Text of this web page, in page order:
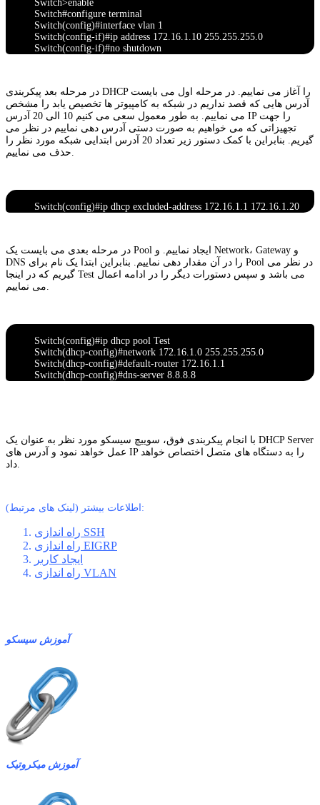
Switch>enable
Switch#configure terminal
Switch(config)#interface vlan 1
Switch(config-if)#ip address 172.16.1.10 255.255.255.0
Switch(config-if)#no shutdown
در مرحله بعد پیکربندی DHCP را آغاز می نماییم. در مرحله اول می بایست
آدرس هایی که قصد نداریم در شبکه به کامپیوتر ها تخصیص یابد را مشخص
می نماییم. به طور معمول سعی می کنیم 10 الی 20 آدرس IP را جهت
تجهیزاتی که می خواهیم به صورت دستی آدرس دهی نماییم در نظر می
گیریم. بنابراین با کمک دستور زیر تعداد 20 آدرس ابتدایی شبکه مورد نظر را
حذف می نماییم.
Switch(config)#ip dhcp excluded-address 172.16.1.1 172.16.1.20
در مرحله بعدی می بایست یک Pool ایجاد نماییم. و Network، Gateway و
DNS را در آن مقدار دهی نماییم. بنابراین ابتدا یک نام برای Pool در نظر می
گیریم که در اینجا Test می باشد و سپس دستورات دیگر را در ادامه اعمال
می نماییم.
Switch(config)#ip dhcp pool Test
Switch(dhcp-config)#network 172.16.1.0 255.255.255.0
Switch(dhcp-config)#default-router 172.16.1.1
Switch(dhcp-config)#dns-server 8.8.8.8
با انجام پیکربندی فوق، سوییچ سیسکو مورد نظر به عنوان یک DHCP Server
عمل خواهد نمود و آدرس‌ های IP را به دستگاه‌ های متصل اختصاص خواهد
داد.
اطلاعات بیشتر (لینک های مرتبط):
راه اندازی SSH
راه اندازی EIGRP
ایجاد کاربر
راه اندازی VLAN
آموزش سیسکو
آموزش میکروتیک